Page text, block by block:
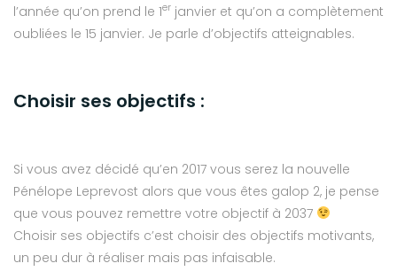
l’année qu’on prend le 1er janvier et qu’on a complètement
oubliées le 15 janvier. Je parle d’objectifs atteignables.
Choisir ses objectifs :
Si vous avez décidé qu’en 2017 vous serez la nouvelle
Pénélope Leprevost alors que vous êtes galop 2, je pense
que vous pouvez remettre votre objectif à 2037
Choisir ses objectifs c’est choisir des objectifs motivants,
un peu dur à réaliser mais pas infaisable.